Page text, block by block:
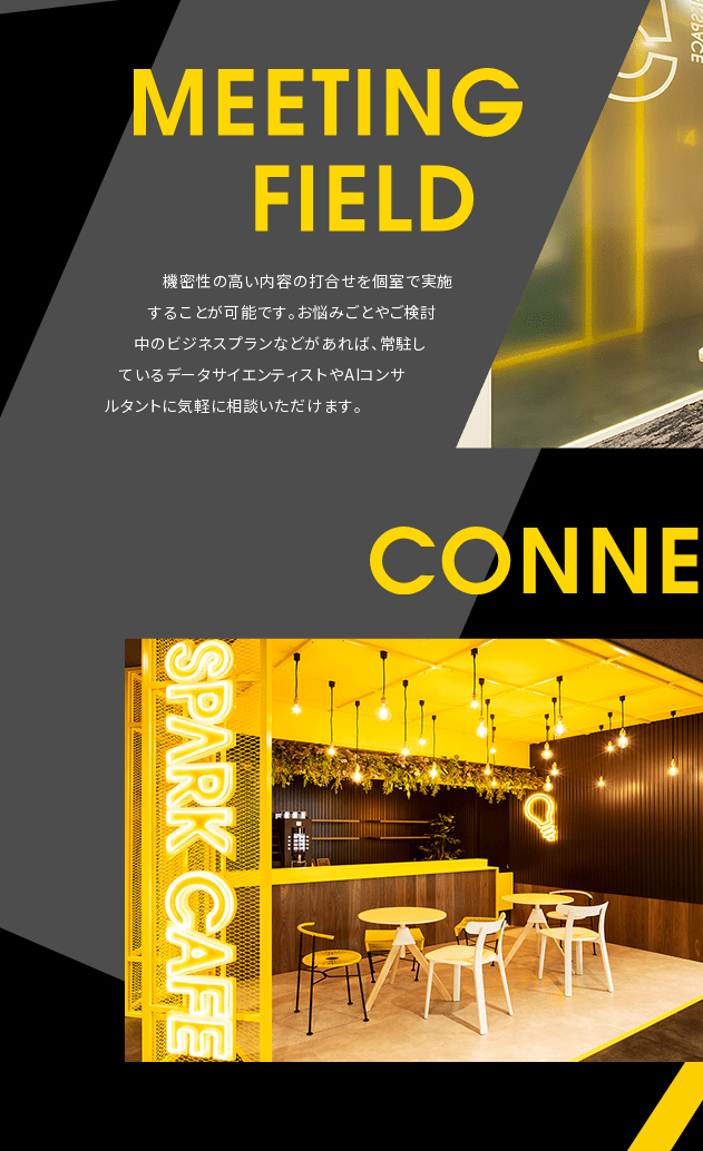
機密性の高い内容の打合せを個室で実施
する こ とが可能です。 お悩みごとやご検討
中の ビジネスプランな どが あれば、 常駐し
て いる データサイエンティス トやAIコ ンサ
ルタントに気軽に相談いただ けます。